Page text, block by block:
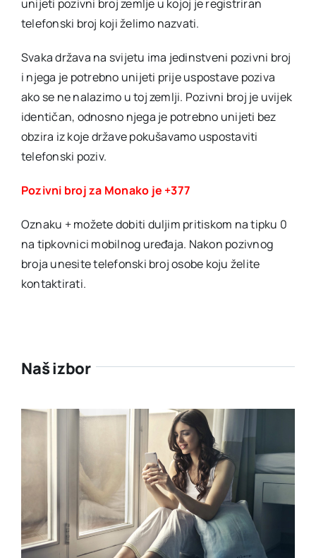
unijeti pozivni broj zemlje u kojoj je registriran
telefonski broj koji želimo nazvati.
Svaka država na svijetu ima jedinstveni pozivni broj
i njega je potrebno unijeti prije uspostave poziva
ako se ne nalazimo u toj zemlji. Pozivni broj je uvijek
identičan, odnosno njega je potrebno unijeti bez
obzira iz koje države pokušavamo uspostaviti
telefonski poziv.
Pozivni broj za Monako je +377
Oznaku + možete dobiti duljim pritiskom na tipku 0
na tipkovnici mobilnog uređaja. Nakon pozivnog
broja unesite telefonski broj osobe koju želite
kontaktirati.
Naš izbor